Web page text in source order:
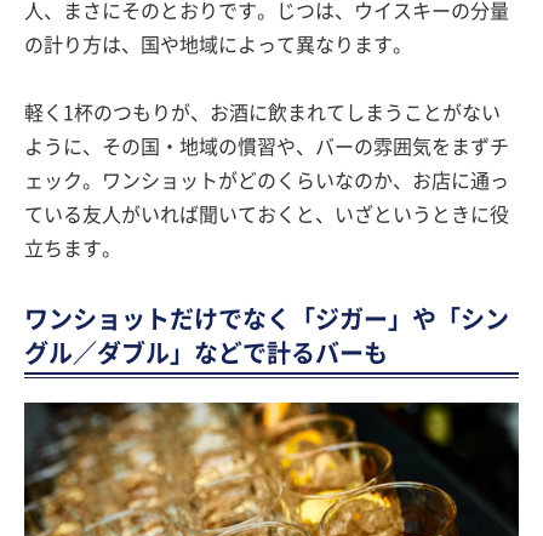
人、まさにそのとおりです。じつは、ウイスキーの分量
の計り方は、国や地域によって異なります。
軽く1杯のつもりが、お酒に飲まれてしまうことがない
ように、その国・地域の慣習や、バーの雰囲気をまずチ
ェック。ワンショットがどのくらいなのか、お店に通っ
ている友人がいれば聞いておくと、いざというときに役
立ちます。
ワンショットだけでなく「ジガー」や「シン
グル／ダブル」などで計るバーも